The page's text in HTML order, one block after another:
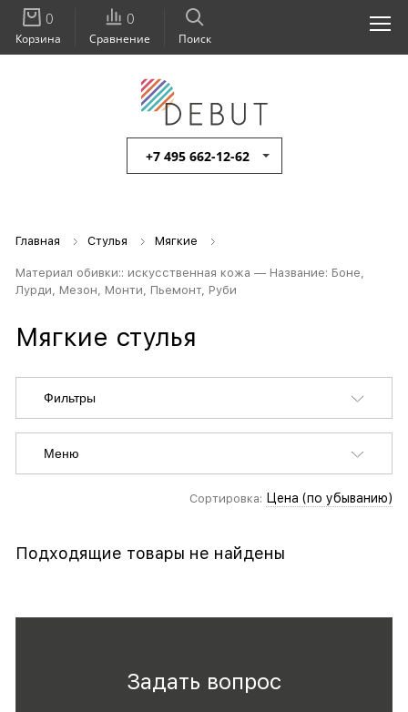
+7 495 662-12-62
Поиск
0
Сравнение
0
Корзина
Главная Стулья Мягкие
Материал обивки:: искусственная кожа — Название: Боне,
Лурди, Мезон, Монти, Пьемонт, Руби
Мягкие стулья
Фильтры
Меню
Сортировка: Цена (по убыванию)
Подходящие товары не найдены
Задать вопрос